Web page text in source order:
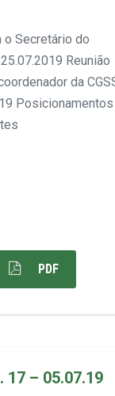
o Secretário do
Reunião
da
PDF
17 – 05.07.19